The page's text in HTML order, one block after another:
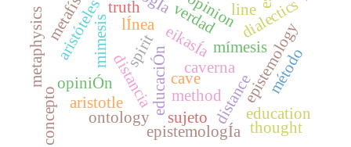
mímesis
verdad
distancia
mimesis
truth
distance
lÍnea
caverna
epistemologÍa
educaciÓn
opiniÓn
eikasÍa
line
cave epistemology
education
ontology
opinion
aristóteles
método
aristotle
metaphysics dialectics
method
concepto
spirit
sujeto
thought